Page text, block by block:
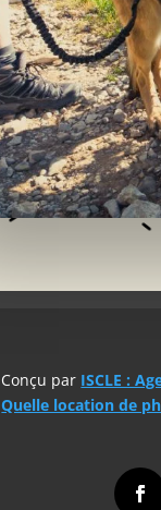
Conçu par ISCLE :
Quelle location de